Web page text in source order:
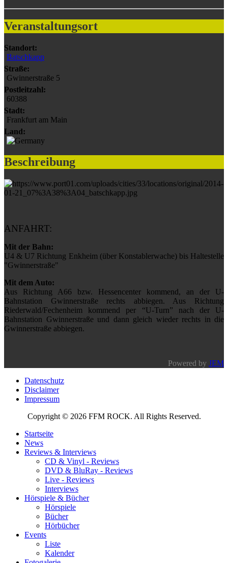
Veranstaltungsort
Standort:
Batschkapp
Straße:
Gwinnerstraße 5
Postleitzahl:
60388
Stadt:
Frankfurt am Main
Land:
Beschreibung
ANFAHRT:
Mit der Bahn:
U4 & U7 Richtung Enkheim (über Konstablerwache) bis Haltestelle
"Gwinnerstraße"
Mit dem Auto:
Aus Richtung A66 bzw. Hessencenter kommend, an der U-
Bahnstation Gwinnerstraße rechts abbiegen. Aus Richtung
Riederwald/Fechenheim kommend per “U-Turn” nach der U-
Bahnstation Gwinnerstraße und dann gleich wieder rechts in die
Gwinnerstraße abbiegen.
Powered by JEM
Datenschutz
Disclaimer
Impressum
Copyright © 2026 FFM ROCK. All Rights Reserved.
Startseite
News
Reviews & Interviews
CD & Vinyl - Reviews
DVD & BluRay - Reviews
Live - Reviews
Interviews
Hörspiele & Bücher
Hörspiele
Bücher
Hörbücher
Events
Liste
Kalender